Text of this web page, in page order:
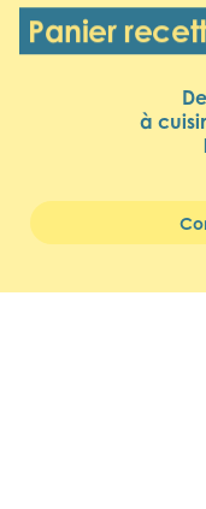
Panier
à